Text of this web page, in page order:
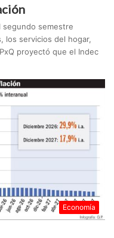
segundo semestre
los servicios del hogar,
proyectó que el Indec
Economía